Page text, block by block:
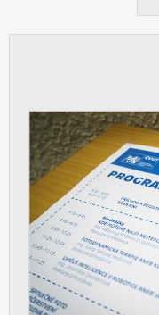
vylepšovat naše
cookies systémů
těmto účelům
MARKETINGOVÉ
Využívané za
správných nabídek
Vašich preferencí.
cookies systémů